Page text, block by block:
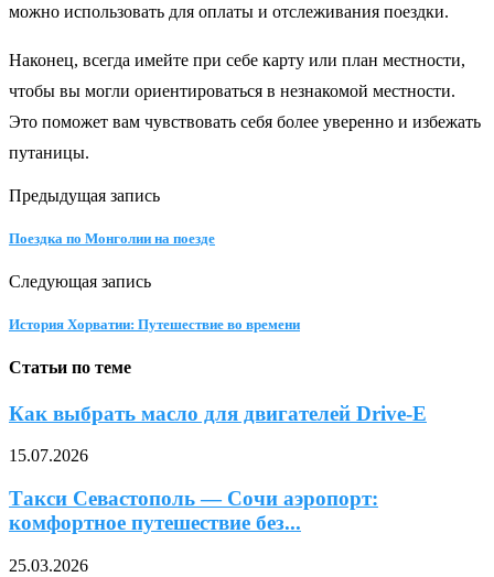
можно использовать для оплаты и отслеживания поездки.
Наконец, всегда имейте при себе карту или план местности,
чтобы вы могли ориентироваться в незнакомой местности.
Это поможет вам чувствовать себя более уверенно и избежать
путаницы.
Предыдущая запись
Поездка по Монголии на поезде
Следующая запись
История Хорватии: Путешествие во времени
Статьи по теме
Как выбрать масло для двигателей Drive-E
15.07.2026
Такси Севастополь — Сочи аэропорт:
комфортное путешествие без...
25.03.2026